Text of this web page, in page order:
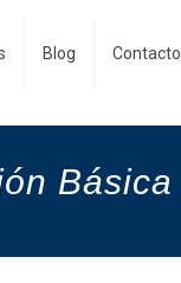
Blog Contacto
Básica